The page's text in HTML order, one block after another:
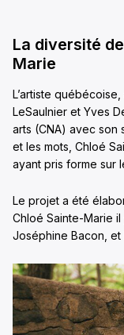
La diversité
Marie
L’artiste
LeSaulnier et Yves
arts (CNA) avec son
et les mots, Chloé
ayant pris forme sur
Le projet a été
Chloé Sainte-Marie
Joséphine Bacon, et